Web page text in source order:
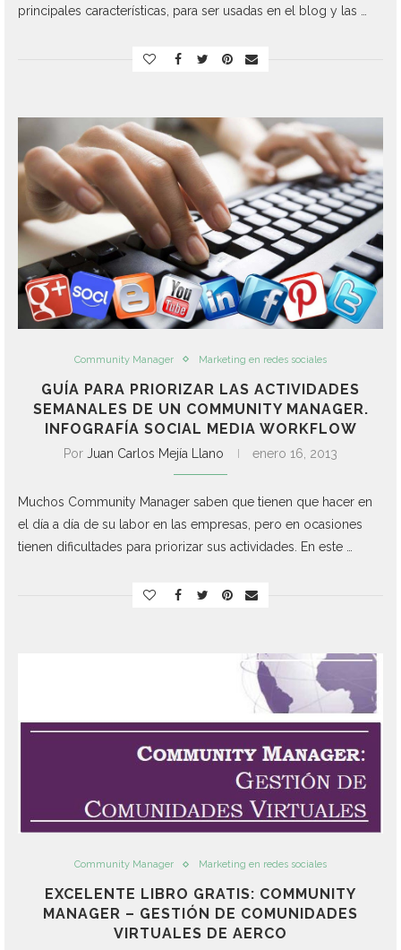
principales características, para ser usadas en el blog y las …
Community Manager Marketing en redes sociales
GUÍA PARA PRIORIZAR LAS ACTIVIDADES
SEMANALES DE UN COMMUNITY MANAGER.
INFOGRAFÍA SOCIAL MEDIA WORKFLOW
Por Juan Carlos Mejía Llano enero 16, 2013
Muchos Community Manager saben que tienen que hacer en
el día a día de su labor en las empresas, pero en ocasiones
tienen dificultades para priorizar sus actividades. En este …
Community Manager Marketing en redes sociales
EXCELENTE LIBRO GRATIS: COMMUNITY
MANAGER – GESTIÓN DE COMUNIDADES
VIRTUALES DE AERCO